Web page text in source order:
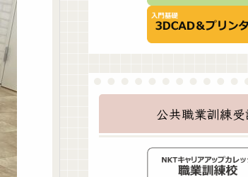
公共職業訓練受